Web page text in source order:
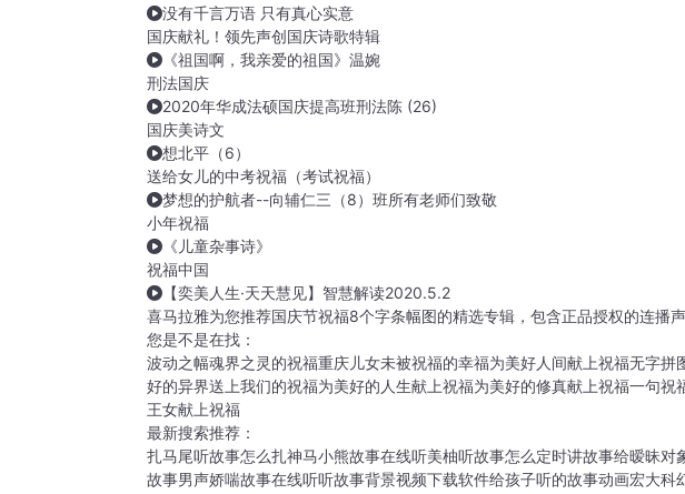
没有千言万语 只有真心实意
国庆献礼！领先声创国庆诗歌特辑
《祖国啊，我亲爱的祖国》温婉
刑法国庆
2020年华成法硕国庆提高班刑法陈 (26)
国庆美诗文
想北平（6）
送给女儿的中考祝福（考试祝福）
梦想的护航者--向辅仁三（8）班所有老师们致敬
小年祝福
《儿童杂事诗》
祝福中国
【奕美人生·天天慧见】智慧解读2020.5.2
喜马拉雅为您推荐国庆节祝福8个字条幅图的精选专辑，包含正品授权的连播
您是不是在找：
波动之幅魂界之灵的祝福重庆儿女未被祝福的幸福为美好人间献上祝福无字拼
好的异界送上我们的祝福为美好的人生献上祝福为美好的修真献上祝福一句祝
王女献上祝福
最新搜索推荐：
扎马尾听故事怎么扎神马小熊故事在线听美柚听故事怎么定时讲故事给暧昧对
故事男声娇喘故事在线听听故事背景视频下载软件给孩子听的故事动画宏大科